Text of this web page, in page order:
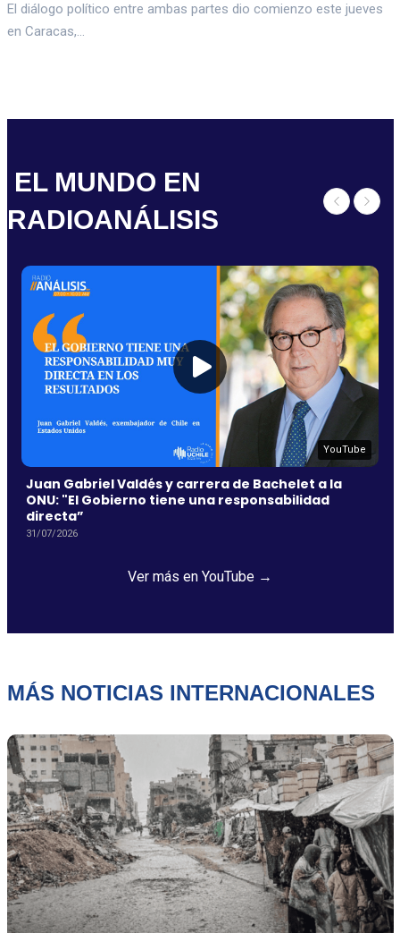
El diálogo político entre ambas partes dio comienzo este jueves
en Caracas,…
EL MUNDO EN
RADIOANÁLISIS
YouTube
Juan Gabriel Valdés y carrera de Bachelet a la
ONU: "El Gobierno tiene una responsabilidad
directa”
31/07/2026
Ver más en YouTube →
MÁS NOTICIAS INTERNACIONALES